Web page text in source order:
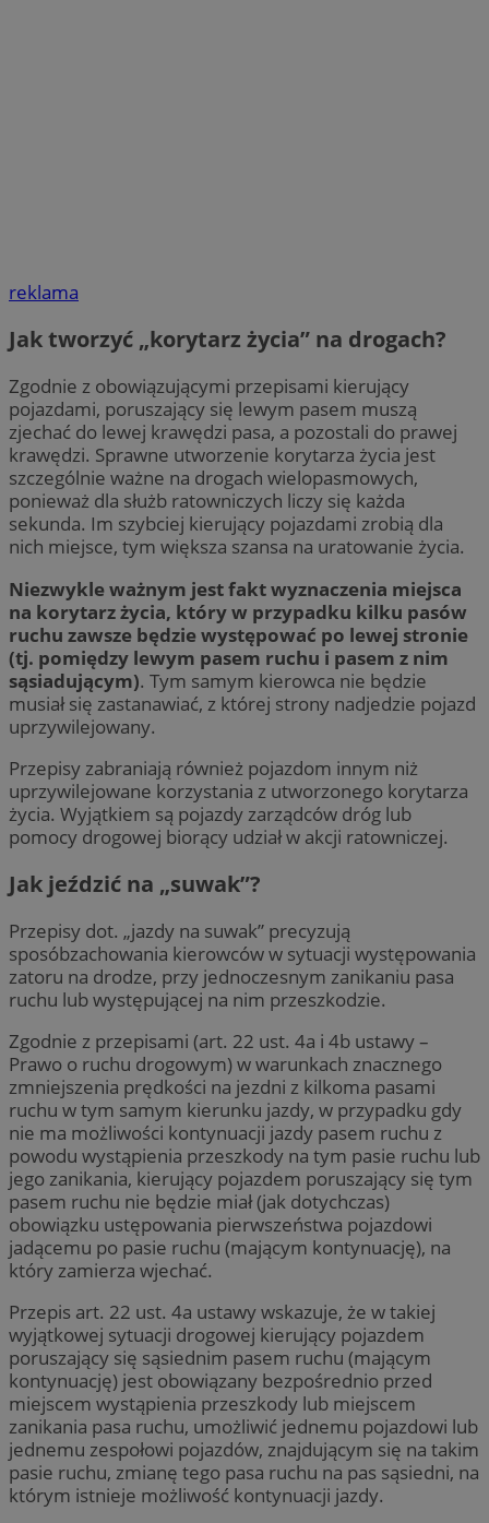
reklama
Jak tworzyć „korytarz życia” na drogach?
Zgodnie z obowiązującymi przepisami kierujący
pojazdami, poruszający się lewym pasem muszą
zjechać do lewej krawędzi pasa, a pozostali do prawej
krawędzi. Sprawne utworzenie korytarza życia jest
szczególnie ważne na drogach wielopasmowych,
ponieważ dla służb ratowniczych liczy się każda
sekunda. Im szybciej kierujący pojazdami zrobią dla
nich miejsce, tym większa szansa na uratowanie życia.
Niezwykle ważnym jest fakt wyznaczenia miejsca
na korytarz życia, który w przypadku kilku pasów
ruchu zawsze będzie występować po lewej stronie
(tj. pomiędzy lewym pasem ruchu i pasem z nim
sąsiadującym). Tym samym kierowca nie będzie
musiał się zastanawiać, z której strony nadjedzie pojazd
uprzywilejowany.
Przepisy zabraniają również pojazdom innym niż
uprzywilejowane korzystania z utworzonego korytarza
życia. Wyjątkiem są pojazdy zarządców dróg lub
pomocy drogowej biorący udział w akcji ratowniczej.
Jak jeździć na „suwak”?
Przepisy dot. „jazdy na suwak” precyzują
sposóbzachowania kierowców w sytuacji występowania
zatoru na drodze, przy jednoczesnym zanikaniu pasa
ruchu lub występującej na nim przeszkodzie.
Zgodnie z przepisami (art. 22 ust. 4a i 4b ustawy –
Prawo o ruchu drogowym) w warunkach znacznego
zmniejszenia prędkości na jezdni z kilkoma pasami
ruchu w tym samym kierunku jazdy, w przypadku gdy
nie ma możliwości kontynuacji jazdy pasem ruchu z
powodu wystąpienia przeszkody na tym pasie ruchu lub
jego zanikania, kierujący pojazdem poruszający się tym
pasem ruchu nie będzie miał (jak dotychczas)
obowiązku ustępowania pierwszeństwa pojazdowi
jadącemu po pasie ruchu (mającym kontynuację), na
który zamierza wjechać.
Przepis art. 22 ust. 4a ustawy wskazuje, że w takiej
wyjątkowej sytuacji drogowej kierujący pojazdem
poruszający się sąsiednim pasem ruchu (mającym
kontynuację) jest obowiązany bezpośrednio przed
miejscem wystąpienia przeszkody lub miejscem
zanikania pasa ruchu, umożliwić jednemu pojazdowi lub
jednemu zespołowi pojazdów, znajdującym się na takim
pasie ruchu, zmianę tego pasa ruchu na pas sąsiedni, na
którym istnieje możliwość kontynuacji jazdy.